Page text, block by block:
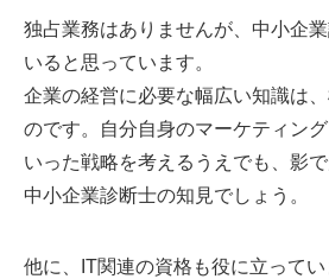
独占業務はありませんが、中小企
いると思っています。
企業の経営に必要な幅広い知識は
のです。自分自身のマーケティン
いった戦略を考えるうえでも、影
中小企業診断士の知見でしょう。
他に、IT関連の資格も役に立って